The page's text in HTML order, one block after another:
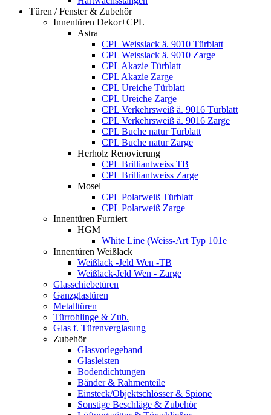
Türen / Fenster & Zubehör
Innentüren Dekor+CPL
Astra
CPL Weisslack ä. 9010 Türblatt
CPL Weisslack ä. 9010 Zarge
CPL Akazie Türblatt
CPL Akazie Zarge
CPL Ureiche Türblatt
CPL Ureiche Zarge
CPL Verkehrsweiß ä. 9016 Türblatt
CPL Verkehrsweiß ä. 9016 Zarge
CPL Buche natur Türblatt
CPL Buche natur Zarge
Herholz Renovierung
CPL Brilliantweiss TB
CPL Brilliantweiss Zarge
Mosel
CPL Polarweiß Türblatt
CPL Polarweiß Zarge
Innentüren Furniert
HGM
White Line (Weiss-Art Typ 101e
Innentüren Weißlack
Weißlack -Jeld Wen -TB
Weißlack-Jeld Wen - Zarge
Glasschiebetüren
Ganzglastüren
Metalltüren
Türrohlinge & Zub.
Glas f. Türenverglasung
Zubehör
Glasvorlegeband
Glasleisten
Bodendichtungen
Bänder & Rahmenteile
Einsteck/Objektschlösser & Spione
Sonstige Beschläge & Zubehör